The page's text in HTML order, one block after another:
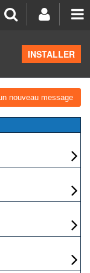
INSTALLER
nouveau message